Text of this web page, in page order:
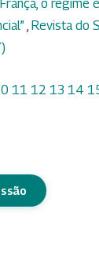
o regime
, Revista do
11 12 13 14